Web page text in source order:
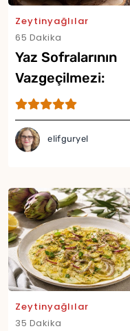
Zeytinyağlılar
65 Dakika
Yaz Sofralarının
Vazgeçilmezi:
Zeytinyağlı
Barbunya Tarifi
elifguryel
Zeytinyağlılar
35 Dakika